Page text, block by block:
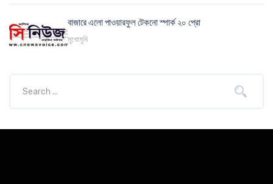
বাজারে এলো পাওয়ারফুল টেকনো স্পার্ক ২০ প্রো
মুখোমুখি